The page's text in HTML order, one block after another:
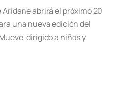
Aridane abrirá el próximo 20
una nueva edición del
dirigido a niños y